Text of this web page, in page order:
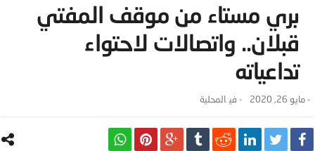
بري مستاء من موقف المفتي
قبلان.. واتصالات لاحتواء
تداعياته
-مايو 26, 2020 - ‎في المحلية